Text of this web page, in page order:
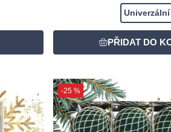
Univerzální
-25 %